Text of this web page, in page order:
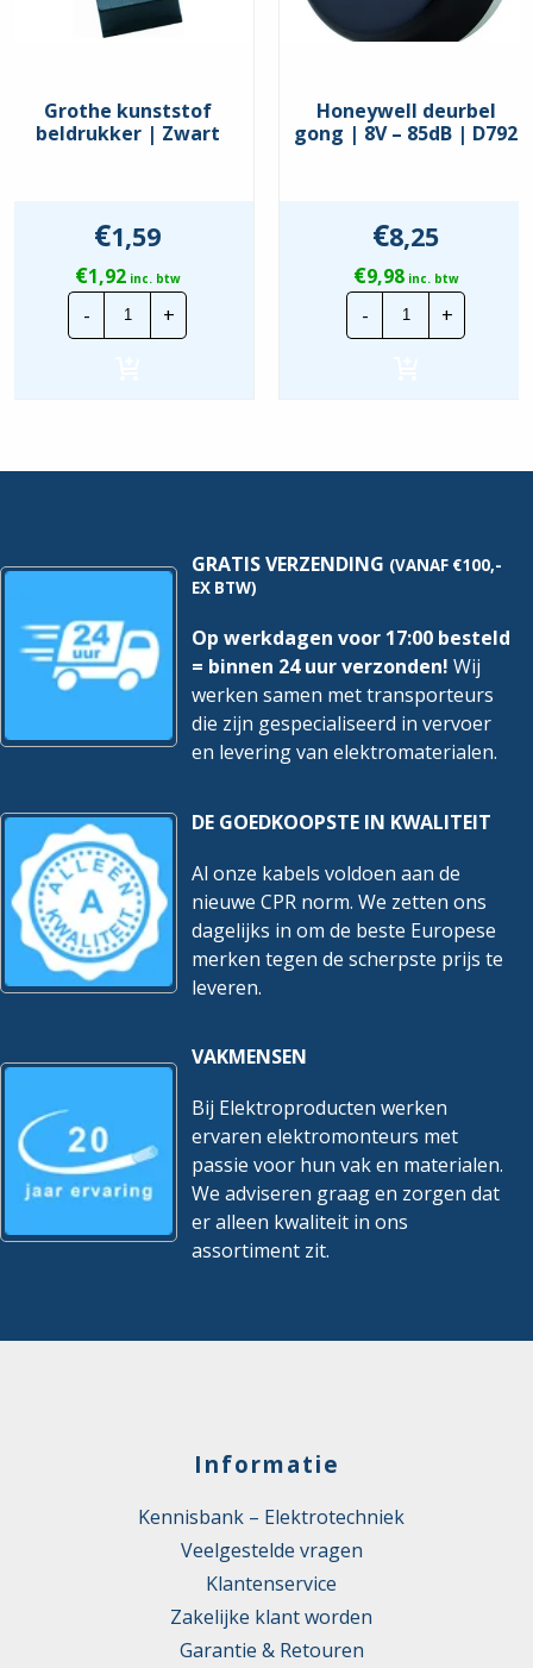
Grothe kunststof
beldrukker | Zwart
€1,59
€1,92inc. btw
-
Grothe
kunststof
beldrukker
+
Honeywell deurbel
gong | 8V – 85dB | D792
€8,25
€9,98inc. btw
-
Honeywell
deurbel
gong
hoeveelheid
+
GRATIS VERZENDING (VANAF €100,-
EX BTW)
Op werkdagen voor 17:00 besteld
= binnen 24 uur verzonden! Wij
werken samen met transporteurs
die zijn gespecialiseerd in vervoer
en levering van elektromaterialen.
DE GOEDKOOPSTE IN KWALITEIT
Al onze kabels voldoen aan de
nieuwe CPR norm. We zetten ons
dagelijks in om de beste Europese
merken tegen de scherpste prijs te
leveren.
VAKMENSEN
Bij Elektroproducten werken
ervaren elektromonteurs met
passie voor hun vak en materialen.
We adviseren graag en zorgen dat
er alleen kwaliteit in ons
assortiment zit.
Informatie
Kennisbank – Elektrotechniek
Veelgestelde vragen
Klantenservice
Zakelijke klant worden
Garantie & Retouren